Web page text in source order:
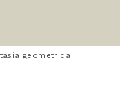
geometrica